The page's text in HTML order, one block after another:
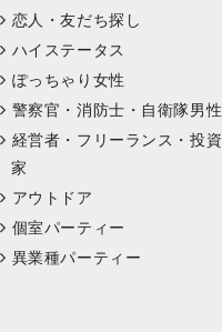
恋人・友だち探し
ハイステータス
ぽっちゃり女性
警察官・消防士・自衛隊男性
経営者・フリーランス・投資
家
アウトドア
個室パーティー
異業種パーティー